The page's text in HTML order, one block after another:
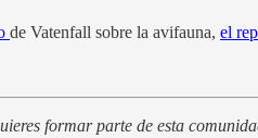
de Vatenfall sobre la avifauna, el
formar parte de esta